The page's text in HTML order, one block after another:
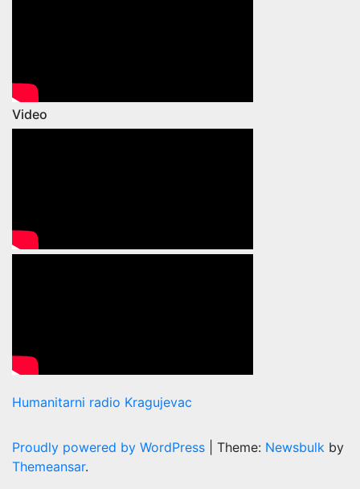
Video
Humanitarni radio Kragujevac
Proudly powered by WordPress Theme: Newsbulk by
Themeansar.